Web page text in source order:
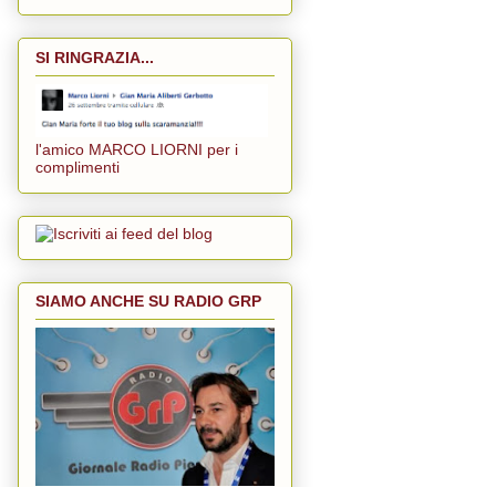
SI RINGRAZIA...
l'amico MARCO LIORNI per i
complimenti
SIAMO ANCHE SU RADIO GRP